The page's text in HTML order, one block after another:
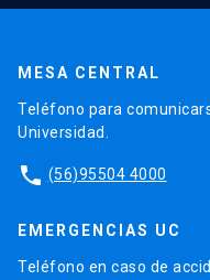
MESA CENTRAL
Teléfono para
Universidad.
phone (56)95504 4000
EMERGENCIAS UC
Teléfono en caso de